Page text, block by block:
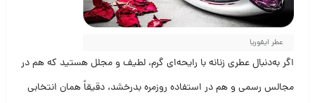
عطر ایفوریا
اگر به‌دنبال عطری زنانه با رایحه‌ای گرم، لطیف و مجلل هستید که هم در
مجالس رسمی و هم در استفاده روزمره بدرخشد، دقیقاً همان انتخابی